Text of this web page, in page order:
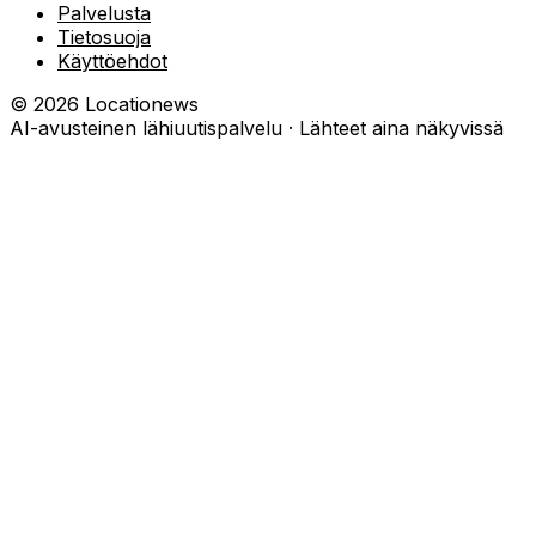
Palvelusta
Tietosuoja
Käyttöehdot
© 2026 Locationews
AI-avusteinen lähiuutispalvelu · Lähteet aina näkyvissä